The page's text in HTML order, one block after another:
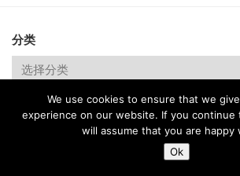
分类
We use cookies to ensure that we
experience on our website. If you continue
will assume that you are happy
Ok